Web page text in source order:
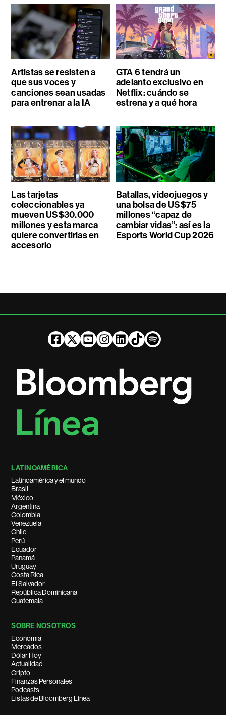
Artistas se resisten a
que sus voces y
canciones sean usadas
para entrenar a la IA
GTA 6 tendrá un
adelanto exclusivo en
Netflix: cuándo se
estrena y a qué hora
Las tarjetas
coleccionables ya
mueven US$30.000
millones y esta marca
quiere convertirlas en
accesorio
Batallas, videojuegos y
una bolsa de US$75
millones “capaz de
cambiar vidas”: así es la
Esports World Cup 2026
LATINOAMÉRICA
Latinoamérica y el mundo
Brasil
México
Argentina
Colombia
Venezuela
Chile
Perú
Ecuador
Panamá
Uruguay
Costa Rica
El Salvador
República Dominicana
Guatemala
SOBRE NOSOTROS
Economía
Mercados
Dólar Hoy
Actualidad
Cripto
Finanzas Personales
Podcasts
Listas de Bloomberg Línea